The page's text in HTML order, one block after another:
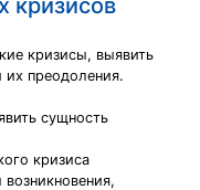
кризисов
кризисы, выявить
их преодоления.
сущность
кризиса